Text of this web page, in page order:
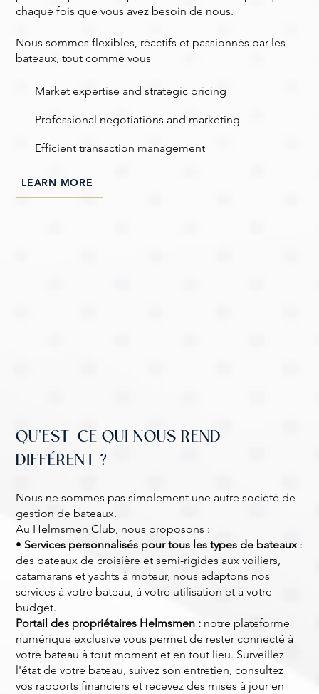
chaque fois que vous avez besoin de nous.
Nous sommes flexibles, réactifs et passionnés par les
bateaux, tout comme vous
​Market expertise and strategic pricing
​Professional negotiations and marketing
Efficient transaction management
LEARN MORE
QU'EST-CE QUI NOUS REND
DIFFÉRENT ?
Nous ne sommes pas simplement une autre société de
gestion de bateaux.
Au Helmsmen Club, nous proposons :
• Services personnalisés pour tous les types de bateaux:
des bateaux de croisière et semi-rigides aux voiliers,
catamarans et yachts à moteur, nous adaptons nos
services à votre bateau, à votre utilisation et à votre
budget.
Portail des propriétaires Helmsmen : notre plateforme
numérique exclusive vous permet de rester connecté à
votre bateau à tout moment et en tout lieu. Surveillez
l'état de votre bateau, suivez son entretien, consultez
vos rapports financiers et recevez des mises à jour en